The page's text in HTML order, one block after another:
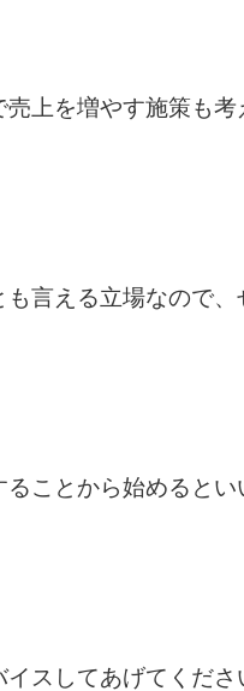
上を増やす施策も考
言える立場なので、
ことから始めるとい
スしてあげてくださ